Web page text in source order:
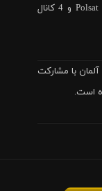
Polsat Sport Premium 1 و Polsat Sport Premium 2 و 4 کانال
لوگوی جدید توسط آژانس خلاق Luxlotusliner آلمان با مشارکت